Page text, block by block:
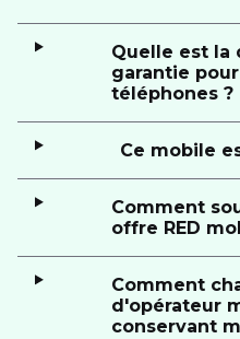
Quelle est la
garantie
téléphones ?
Ce mobile
Comment
offre RED
Comment
d'opérateur
conservant